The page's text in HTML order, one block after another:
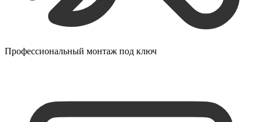
Профессиональный монтаж под ключ